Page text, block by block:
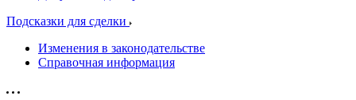
Подсказки для сделки
Изменения в законодательстве
Справочная информация